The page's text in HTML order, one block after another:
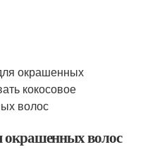
окрашенных волос